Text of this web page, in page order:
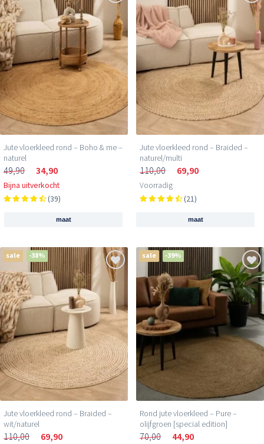
Jute vloerkleed rond – Boho & me –
naturel
49,90 34,90
Bijna uitverkocht
(39)
maat
Jute vloerkleed rond – Braided –
naturel/multi
110,00 69,90
Voorradig
(21)
maat
sale -38%
Jute vloerkleed rond – Braided –
wit/naturel
110,00 69,90
sale -39%
Rond jute vloerkleed – Pure –
olijfgroen [special edition]
70,00 44,90